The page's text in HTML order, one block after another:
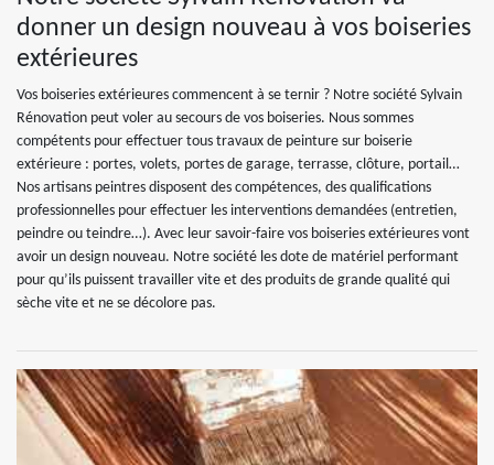
donner un design nouveau à vos boiseries
extérieures
Vos boiseries extérieures commencent à se ternir ? Notre société Sylvain
Rénovation peut voler au secours de vos boiseries. Nous sommes
compétents pour effectuer tous travaux de peinture sur boiserie
extérieure : portes, volets, portes de garage, terrasse, clôture, portail…
Nos artisans peintres disposent des compétences, des qualifications
professionnelles pour effectuer les interventions demandées (entretien,
peindre ou teindre…). Avec leur savoir-faire vos boiseries extérieures vont
avoir un design nouveau. Notre société les dote de matériel performant
pour qu’ils puissent travailler vite et des produits de grande qualité qui
sèche vite et ne se décolore pas.